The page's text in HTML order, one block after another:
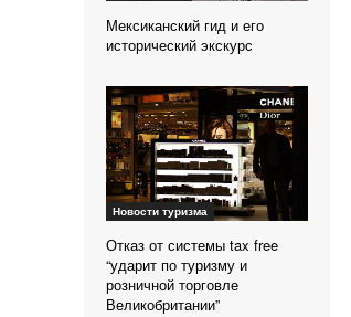
Мексиканский гид и его
исторический экскурс
Новости туризма
Отказ от системы tax free
“ударит по туризму и
розничной торговле
Великобритании”